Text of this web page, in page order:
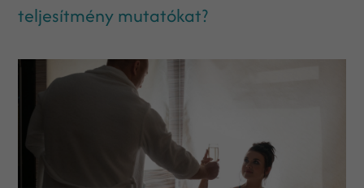
teljesítmény mutatókat?